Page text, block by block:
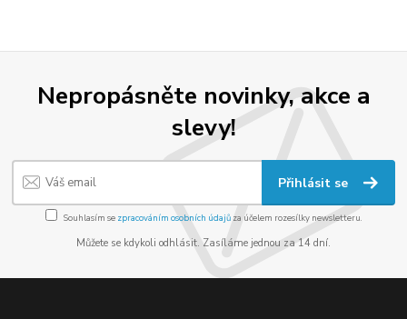
Nepropásněte novinky, akce a
slevy!
Přihlásit se
Souhlasím se zpracováním osobních údajůza účelem rozesílky newsletteru.
Můžete se kdykoli odhlásit. Zasíláme jednou za 14 dní.